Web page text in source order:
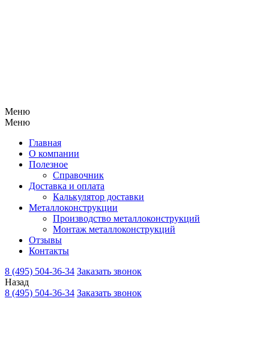
Меню
Меню
Главная
О компании
Полезное
Справочник
Доставка и оплата
Калькулятор доставки
Металлоконструкции
Производство металлоконструкций
Монтаж металлоконструкций
Отзывы
Контакты
8 (495) 504-36-34 Заказать звонок
Назад
8 (495) 504-36-34 Заказать звонок